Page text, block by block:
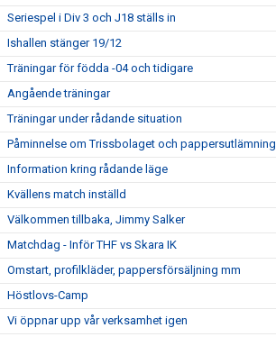
Seriespel i Div 3 och J18 ställs in
Ishallen stänger 19/12
Träningar för födda -04 och tidigare
Angående träningar
Träningar under rådande situation
Påminnelse om Trissbolaget och pappersutlämning
Information kring rådande läge
Kvällens match inställd
Välkommen tillbaka, Jimmy Salker
Matchdag - Inför THF vs Skara IK
Omstart, profilkläder, pappersförsäljning mm
Höstlovs-Camp
Vi öppnar upp vår verksamhet igen